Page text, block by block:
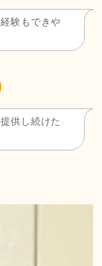
験もできや
供し続けた